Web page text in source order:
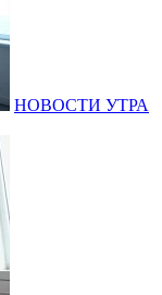
НОВОСТИ УТРА